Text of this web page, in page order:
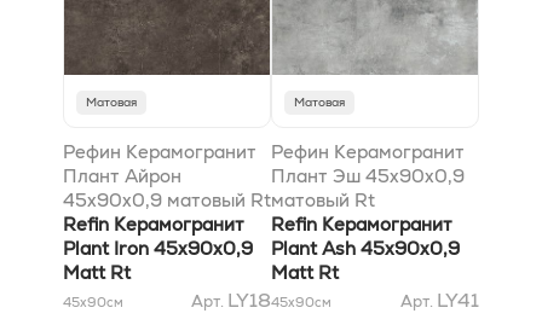
Матовая
Рефин Керамогранит
Плант Айрон
45x90x0,9 матовый Rt
Refin Керамогранит
Plant Iron 45x90x0,9
Matt Rt
45x90см Арт. LY18
Матовая
Рефин Керамогранит
Плант Эш 45x90x0,9
матовый Rt
Refin Керамогранит
Plant Ash 45x90x0,9
Matt Rt
45x90см Арт. LY41